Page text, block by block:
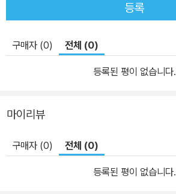
등록
구매자 (0) 전체 (0)
등록된 평이 없습니다.
마이리뷰
구매자 (0) 전체 (0)
등록된 평이 없습니다.